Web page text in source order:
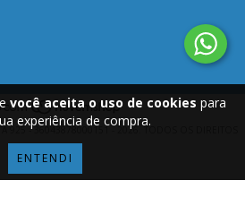
você aceita o uso de cookies para
experiência de compra.
ENTENDI
925 - 36043878000151 - 2026. TODOS OS DIREITOS